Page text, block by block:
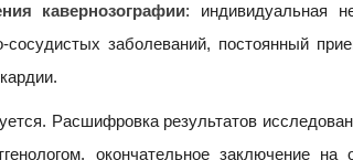
кавернозографии: индивидуальная
заболеваний, постоянный
Расшифровка результатов
окончательное заключение на